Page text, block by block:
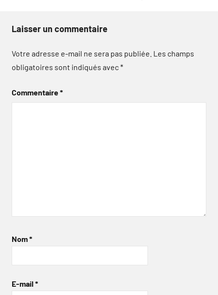
Laisser un commentaire
Votre adresse e-mail ne sera pas publiée. Les champs
obligatoires sont indiqués avec*
Commentaire*
Nom*
E-mail *